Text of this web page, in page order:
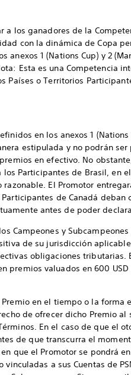
a los ganadores de la
con la dinámica de Copa
anexos 1 (Nations Cup) y 2
Esta es una Competencia
Países o Territorios
en los anexos 1
estipulada y no podrán
en efectivo. No
Participantes de Brasil, en
El Promotor
de Canadá
antes de poder
Campeones y
de su jurisdicción
obligaciones
premios valuados en 600
Premio en el tiempo o la
de ofrecer dicho Premio
En el caso de que el
de que transcurra el
que el Promotor se pondrá
a sus Cuentas de